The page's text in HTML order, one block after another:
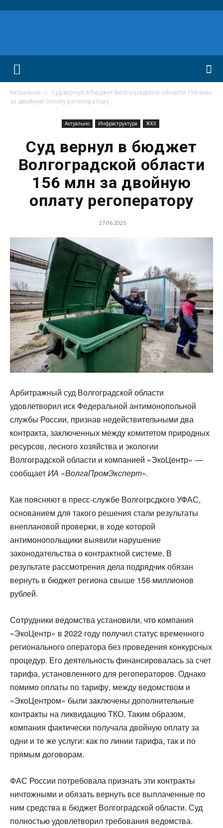
Актуально
Суд вернул в бюджет Волгоградской области 156 млн
за двойную оплату регоператору
Актуально Инфраструктура ЖКХ
Суд вернул в бюджет
Волгоградской области
156 млн за двойную
оплату регоператору
27.06.2025
Арбитражный суд Волгоградской области
удовлетворил иск Федеральной антимонопольной
службы России, признав недействительными два
контракта, заключенных между комитетом природных
ресурсов, лесного хозяйства и экологии
Волгоградской области и компанией «ЭкоЦентр» —
сообщаетИА «ВолгаПромЭксперт».
Как поясняют в пресс-службе Волгогрсдкого УФАС,
основанием для такого решения стали результаты
внеплановой проверки, в ходе которой
антимонопольщики выявили нарушение
законодательства о контрактной системе. В
результате рассмотрения дела подрядчик обязан
вернуть в бюджет региона свыше 156 миллионов
рублей.
Сотрудники ведомства установили, что компания
«ЭкоЦентр» в 2022 году получил статус временного
регионального оператора без проведения конкурсных
процедур. Его деятельность финансировалась за счет
тарифа, установленного для регоператоров. Однако
помимо оплаты по тарифу, между ведомством и
«ЭкоЦентром» были заключены дополнительные
контракты на ликвидацию ТКО. Таким образом,
компания фактически получала двойную оплату за
одни и те же услуги: как по линии тарифа, так и по
прямым договорам.
ФАС России потребовала признать эти контракты
ничтожными и обязать вернуть все выплаченные по
ним средства в бюджет Волгоградской области. Суд
полностью удовлетворил требования ведомства.